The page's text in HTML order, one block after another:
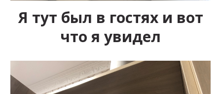
Я тут был в гостях и вот
что я увидел